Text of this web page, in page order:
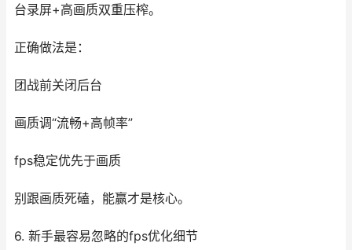
台录屏+高画质双重压榨。
正确做法是：
团战前关闭后台
画质调“流畅+高帧率”
fps稳定优先于画质
别跟画质死磕，能赢才是核心。
6. 新手最容易忽略的fps优化细节